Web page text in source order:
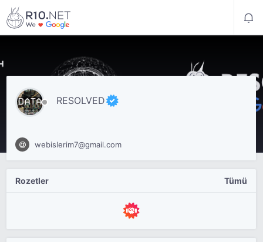
RESOLVED
webislerim7@gmail.com
Rozetler Tümü